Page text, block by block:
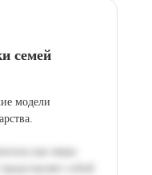
семей
модели